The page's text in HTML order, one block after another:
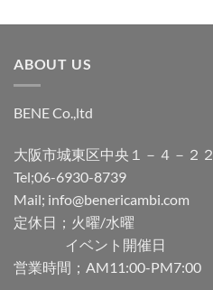
ABOUT US
BENE Co.,ltd
大阪市城東区中央１－４－２２
Tel;06-6930-8739
Mail; info@benericambi.com
定休日；火曜/水曜
イベント開催日
営業時間；AM11:00-PM7:00